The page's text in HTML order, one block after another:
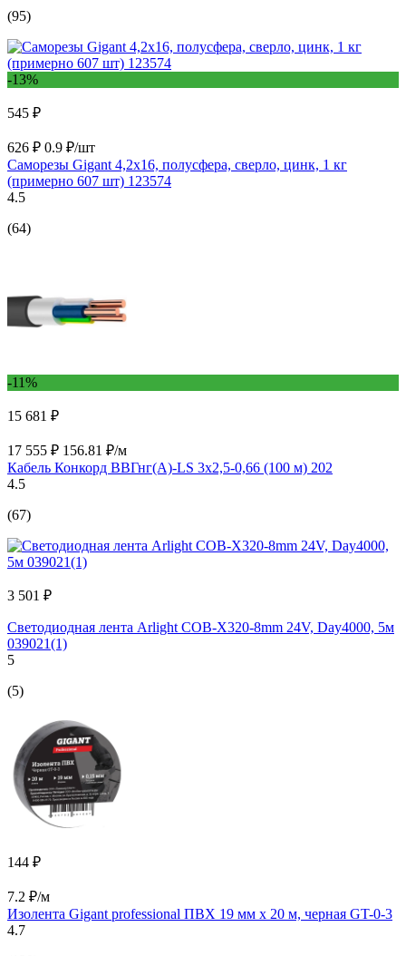
(95)
-13%
545 ₽
626 ₽ 0.9 ₽/шт
Саморезы Gigant 4,2x16, полусфера, сверло, цинк, 1 кг
(примерно 607 шт) 123574
4.5
(64)
-11%
15 681 ₽
17 555 ₽ 156.81 ₽/м
Кабель Конкорд ВВГнг(А)-LS 3х2,5-0,66 (100 м) 202
4.5
(67)
3 501 ₽
Светодиодная лента Arlight COB-X320-8mm 24V, Day4000, 5м
039021(1)
5
(5)
144 ₽
7.2 ₽/м
Изолента Gigant professional ПВХ 19 мм х 20 м, черная GT-0-3
4.7